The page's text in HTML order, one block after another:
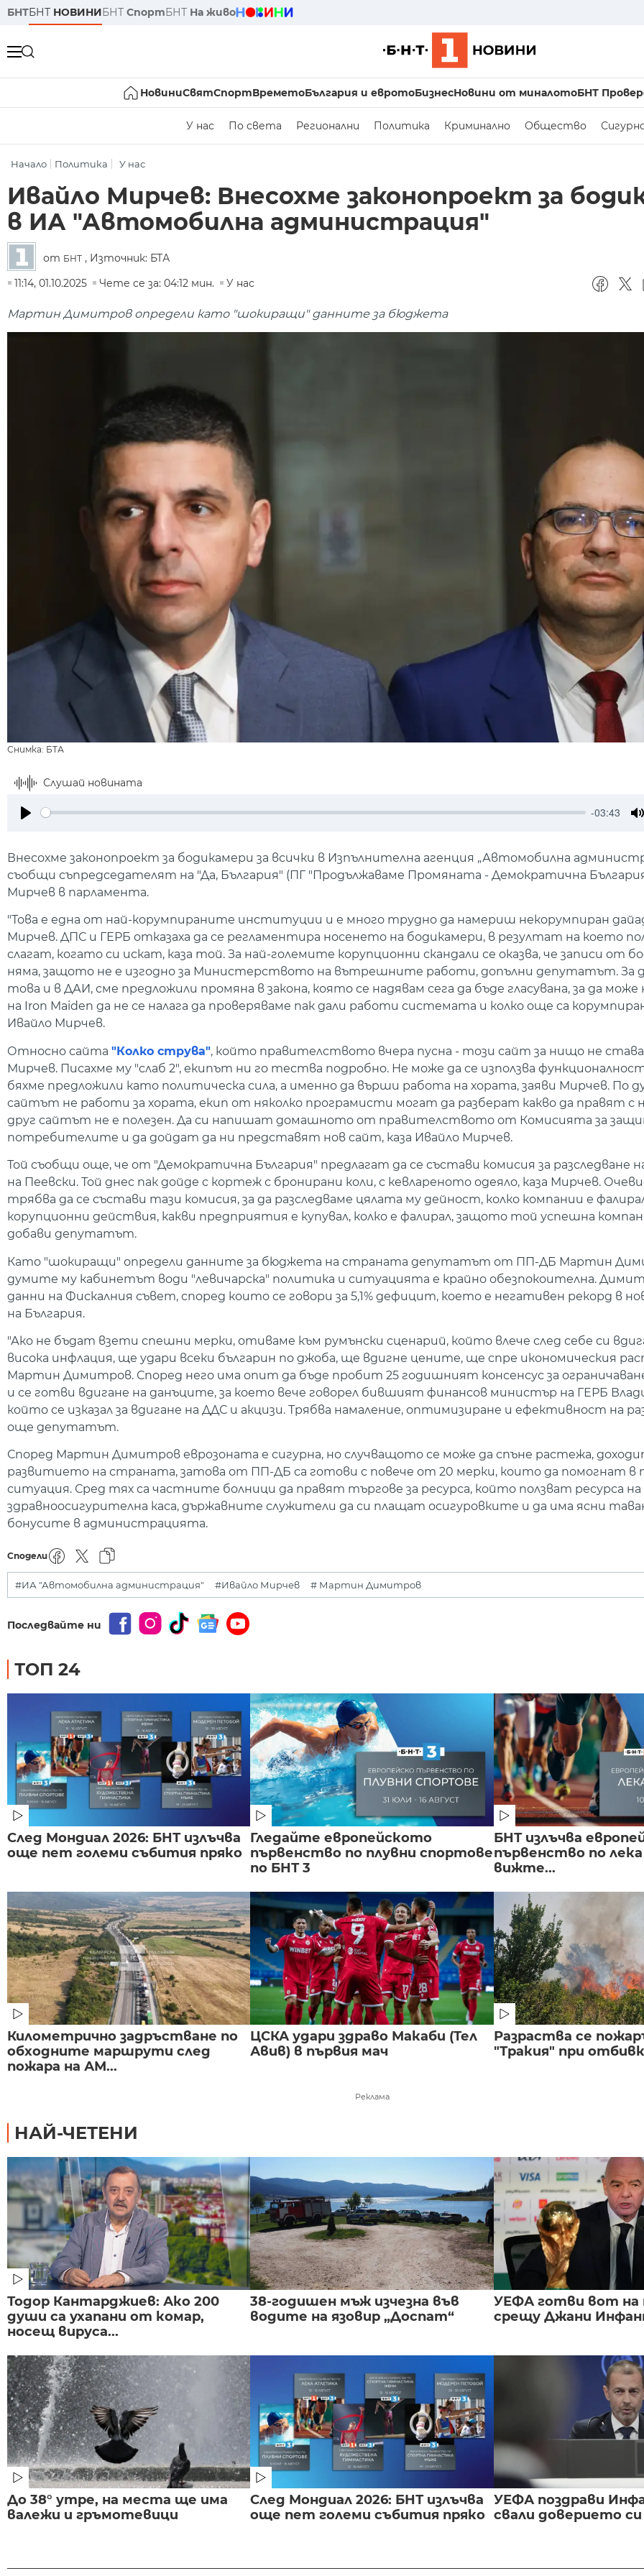
БНТБНТ НОВИНИБНТ СпортБНТ На живо
НовиниСвятСпортВреметоБългария и евротоБизнесНовини от миналотоБНТ
У нас По света Регионални Политика Криминално Общество
Начало Политика У нас
Ивайло Мирчев: Внесохме законопроект за
в ИА "Автомобилна администрация"
от БНТ , Източник: БТА
11:14, 01.10.2025
Чете се за: 04:12 мин. У нас
Мартин Димитров определи като "шокиращи" данните за бюджета
Снимка: БТА
Слушай новината
-03:43
Внесохме законопроект за бодикамери за всички в Изпълнителна агенция „Автомобилна
съобщи съпредседателят на "Да, България" (ПГ "Продължаваме Промяната - Демократична
Мирчев в парламента.
"Това е една от най-корумпираните институции и е много трудно да намериш некорумпиран
Мирчев. ДПС и ГЕРБ отказаха да се регламентира носенето на бодикамери, в резултат на което
слагат, когато си искат, каза той. За най-големите корупционни скандали се оказва, че записи от
няма, защото не е изгодно за Министерството на вътрешните работи, допълни депутатът. За
това и в ДАИ, сме предложили промяна в закона, която се надявам сега да бъде гласувана, за да
на Iron Maiden да не се налага да проверяваме пак дали работи системата и колко още са
Ивайло Мирчев.
Относно сайта "Колко струва", който правителството вчера пусна - този сайт за нищо не
Мирчев. Писахме му "слаб 2", екипът ни го тества подробно. Не може да се използва
бяхме предложили като политическа сила, а именно да върши работа на хората, заяви Мирчев. По
сайтът не работи за хората, екип от няколко програмисти могат да разберат какво да правят с
друг сайтът не е полезен. Да си напишат домашното от правителството от Комисията за
потребителите и да дойдат да ни представят нов сайт, каза Ивайло Мирчев.
Той съобщи още, че от "Демократична България" предлагат да се състави комисия за разследване
на Пеевски. Той днес пак дойде с кортеж с бронирани коли, с кевлареното одеяло, каза Мирчев.
трябва да се състави тази комисия, за да разследваме цялата му дейност, колко компании е
корупционни действия, какви предприятия е купувал, колко е фалирал, защото той успешна
добави депутатът.
Като "шокиращи" определи данните за бюджета на страната депутатът от ПП-ДБ Мартин
думите му кабинетът води "левичарска" политика и ситуацията е крайно обезпокоителна.
данни на Фискалния съвет, според които се говори за 5,1% дефицит, което е негативен рекорд в
на България.
"Ако не бъдат взети спешни мерки, отиваме към румънски сценарий, който влече след себе си
висока инфлация, ще удари всеки българин по джоба, ще вдигне цените, ще спре икономическия
Мартин Димитров. Според него има опит да бъде пробит 25 годишният консенсус за
и се готви вдигане на данъците, за което вече говорел бившият финансов министър на ГЕРБ
който се изказал за вдигане на ДДС и акцизи. Трябва намаление, оптимизиране и ефективност на
още депутатът.
Според Мартин Димитров еврозоната е сигурна, но случващото се може да спъне растежа,
развитието на страната, затова от ПП-ДБ са готови с повече от 20 мерки, които да помогнат в
ситуация. Сред тях са частните болници да правят търгове за ресурса, който ползват ресурса
здравноосигурителна каса, държавните служители да си плащат осигуровките и да има ясни
бонусите в администрацията.
Сподели
#ИА "Автомобилна администрация" #Ивайло Мирчев # Мартин Димитров
Последвайте ни
ТОП 24
След Мондиал 2026: БНТ излъчва
още пет големи събития пряко
Гледайте европейското
първенство по плувни спортове
по БНТ 3
БНТ излъчва
първенство по
вижте...
Километрично задръстване по
обходните маршрути след
пожара на АМ...
ЦСКА удари здраво Макаби (Тел
Авив) в първия мач
Разраства се
"Тракия" при
Реклама
НАЙ-ЧЕТЕНИ
Тодор Кантарджиев: Ако 200
души са ухапани от комар,
носещ вируса...
38-годишен мъж изчезна във
водите на язовир „Доспат“
УЕФА готви вот на
срещу Джани
До 38° утре, на места ще има
валежи и гръмотевици
След Мондиал 2026: БНТ излъчва
още пет големи събития пряко
УЕФА поздрави
свали доверието